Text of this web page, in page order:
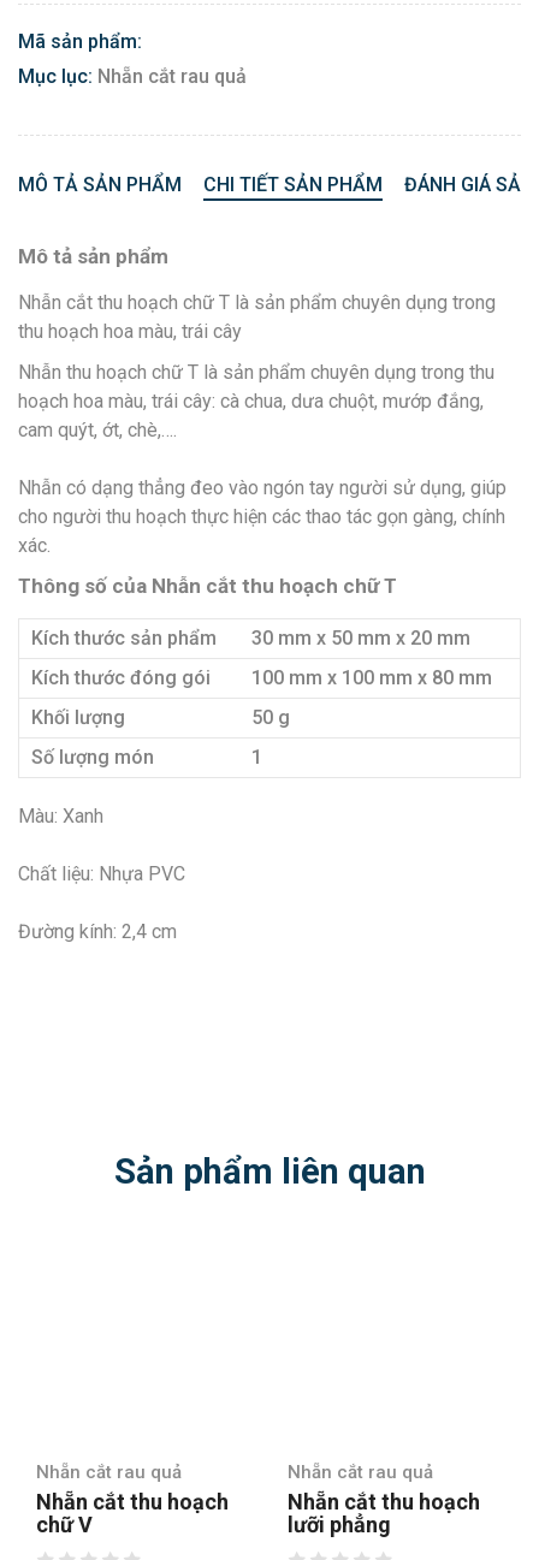
Mã sản phẩm:
Mục lục: Nhẵn cắt rau quả
MÔ TẢ SẢN PHẨM CHI TIẾT SẢN PHẨM ĐÁNH GIÁ
Mô tả sản phẩm
Nhẫn cắt thu hoạch chữ T là sản phẩm chuyên dụng trong
thu hoạch hoa màu, trái cây
Nhẫn thu hoạch chữ T là sản phẩm chuyên dụng trong thu
hoạch hoa màu, trái cây: cà chua, dưa chuột, mướp đắng,
cam quýt, ớt, chè,….
Nhẫn có dạng thẳng đeo vào ngón tay người sử dụng, giúp
cho người thu hoạch thực hiện các thao tác gọn gàng, chính
xác.
Thông số của Nhẫn cắt thu hoạch chữ T
Kích thước sản phẩm
30 mm x 50 mm x 20 mm
Kích thước đóng gói
100 mm x 100 mm x 80 mm
Khối lượng
50 g
Số lượng món
1
Màu: Xanh
Chất liệu: Nhựa PVC
Đường kính: 2,4 cm
Sản phẩm liên quan
Nhẵn cắt rau quả
Nhẵn cắt thu hoạch
chữ V
Nhẵn cắt rau quả
Nhẵn cắt thu hoạch
lưỡi phẳng